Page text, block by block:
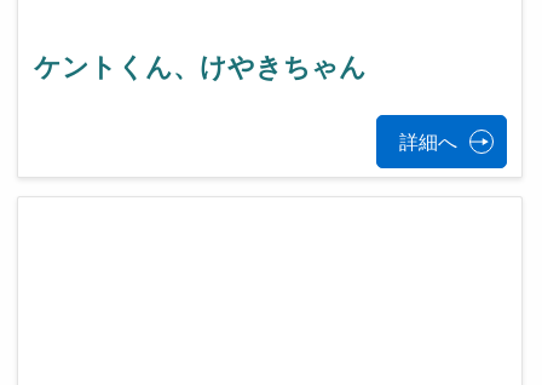
ケントくん、けやきちゃん
詳細へ